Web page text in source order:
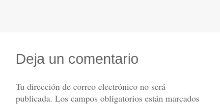
Deja un comentario
Tu dirección de correo electrónico no será
publicada. Los campos obligatorios están marcados